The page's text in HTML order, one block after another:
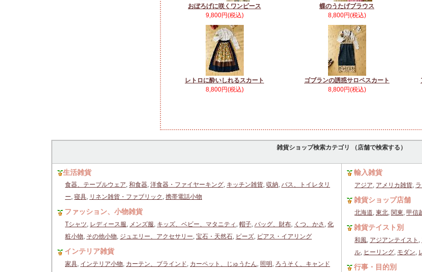
おぼろげに咲くワンピース
9,800円(税込)
蝶のうたげブラウス
8,800円(税込)
レトロに酔いしれるスカート
8,800円(税込)
ゴブランの誘惑サロペスカート
8,800円(税込)
雑貨ショップ検索カテゴリ （店舗で検索する）
生活雑貨
食器、テーブルウェア, 和食器, 洋食器・ファイヤーキング, キッチン雑貨, 収納, バス、トイレタリ
ー, 寝具, リネン雑貨・ファブリック , 携帯電話小物
ファッション、小物雑貨
Tシャツ, レディース服, メンズ服, キッズ、ベビー、マタニティ , 帽子, バッグ、財布, くつ、かさ , 化
粧小物, その他小物, ジュエリー、アクセサリー, 宝石・天然石, ビーズ, ピアス・イアリング
インテリア雑貨
家具, インテリア小物, カーテン、ブラインド, カーペット、じゅうたん, 照明 , ろうそく、キャンド
輸入雑貨
アジア, アメリカ雑貨,
雑貨ショップ店舗
北海道, 東北, 関東, 甲信
雑貨テイスト別
和風, アジアンテイスト ,
ル, ヒーリング, モダン,
行事・目的別